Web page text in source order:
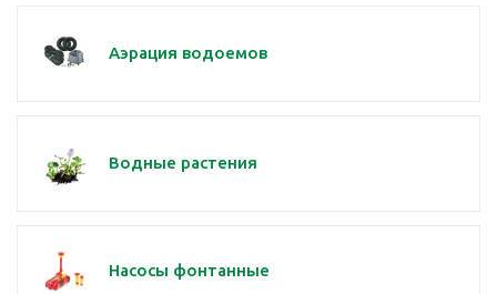
Аэрация водоемов
Водные растения
Насосы фонтанные